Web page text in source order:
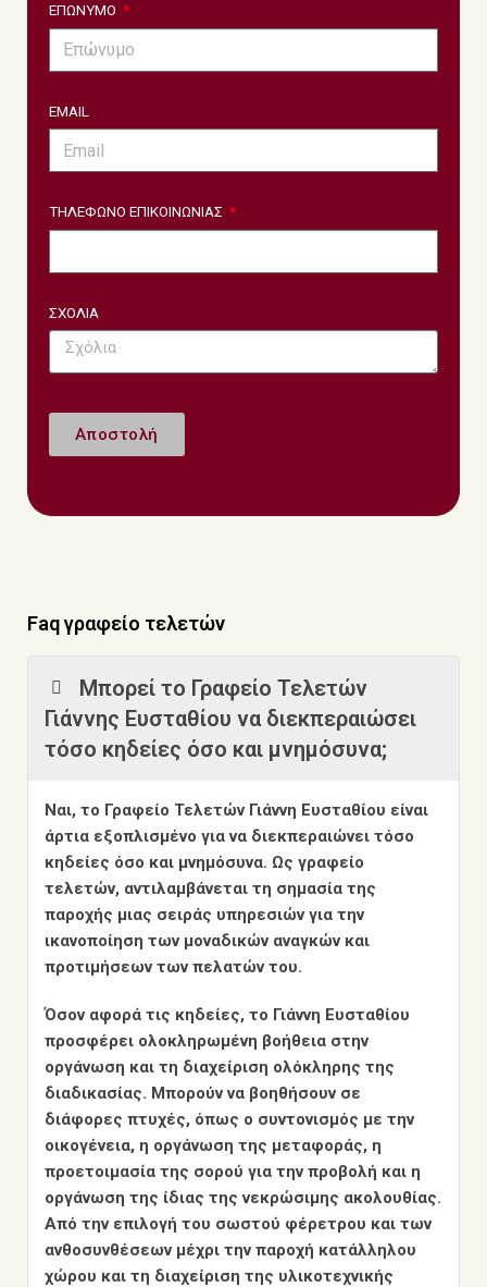
ΕΠΩΝΥΜΟ
EMAIL
ΤΗΛΕΦΩΝΟ ΕΠΙΚΟΙΝΩΝΙΑΣ
ΣΧΟΛΙΑ
Αποστολή
Faq γραφείο τελετών
Μπορεί το Γραφείο Τελετών
Γιάννης Ευσταθίου να διεκπεραιώσει
τόσο κηδείες όσο και μνημόσυνα;
Ναι, το Γραφείο Τελετών Γιάννη Ευσταθίου είναι
άρτια εξοπλισμένο για να διεκπεραιώνει τόσο
κηδείες όσο και μνημόσυνα. Ως γραφείο
τελετών, αντιλαμβάνεται τη σημασία της
παροχής μιας σειράς υπηρεσιών για την
ικανοποίηση των μοναδικών αναγκών και
προτιμήσεων των πελατών του.
Όσον αφορά τις κηδείες, το Γιάννη Ευσταθίου
προσφέρει ολοκληρωμένη βοήθεια στην
οργάνωση και τη διαχείριση ολόκληρης της
διαδικασίας. Μπορούν να βοηθήσουν σε
διάφορες πτυχές, όπως ο συντονισμός με την
οικογένεια, η οργάνωση της μεταφοράς, η
προετοιμασία της σορού για την προβολή και η
οργάνωση της ίδιας της νεκρώσιμης ακολουθίας.
Από την επιλογή του σωστού φέρετρου και των
ανθοσυνθέσεων μέχρι την παροχή κατάλληλου
χώρου και τη διαχείριση της υλικοτεχνικής